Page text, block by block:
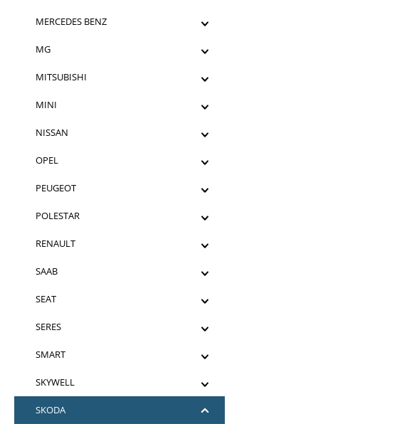
MERCEDES BENZ
MG
MITSUBISHI
MINI
NISSAN
OPEL
PEUGEOT
POLESTAR
RENAULT
SAAB
SEAT
SERES
SMART
SKYWELL
SKODA